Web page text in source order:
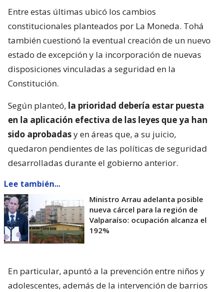
Entre estas últimas ubicó los cambios
constitucionales planteados por La Moneda. Tohá
también cuestionó la eventual creación de un nuevo
estado de excepción y la incorporación de nuevas
disposiciones vinculadas a seguridad en la
Constitución.
Según planteó, la prioridad debería estar puesta
en la aplicación efectiva de las leyes que ya han
sido aprobadasy en áreas que, a su juicio,
quedaron pendientes de las políticas de seguridad
desarrolladas durante el gobierno anterior.
Lee también...
Ministro Arrau adelanta posible
nueva cárcel para la región de
Valparaíso: ocupación alcanza el
192%
En particular, apuntó a la prevención entre niños y
adolescentes, además de la intervención de barrios